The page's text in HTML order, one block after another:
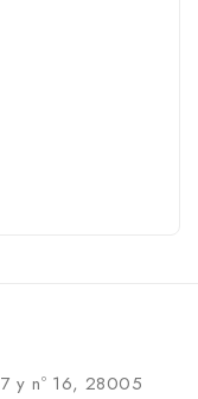
y nº 16, 28005